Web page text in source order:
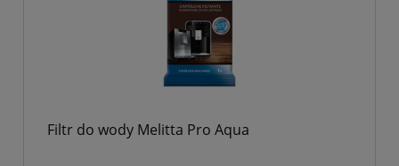
Filtr do wody Melitta Pro Aqua